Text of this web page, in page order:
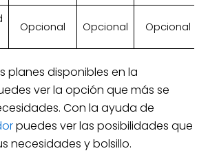
Opcional Opcional Opcional
planes disponibles en la
ver la opción que más se
Con la ayuda de
puedes ver las posibilidades que
necesidades y bolsillo.